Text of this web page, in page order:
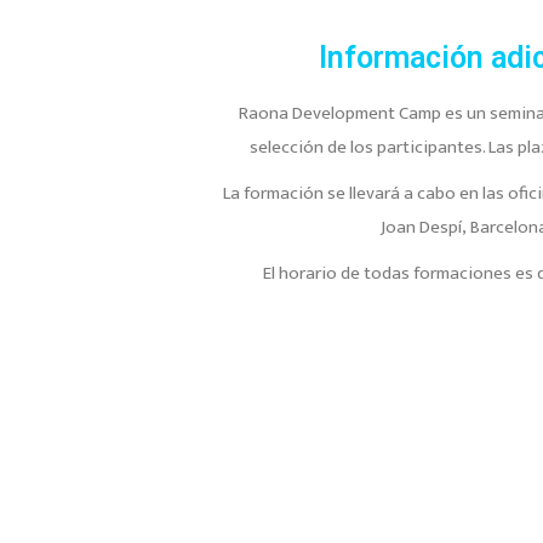
Información
Raona Development Camp es un
selección de los participantes. Las
La formación se llevará a cabo en las
Joan Despí,
El horario de todas formaciones es